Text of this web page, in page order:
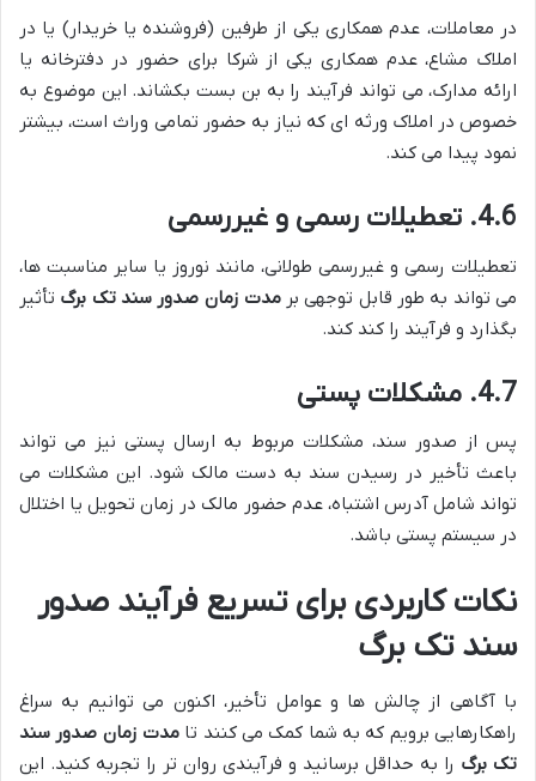
در معاملات، عدم همکاری یکی از طرفین (فروشنده یا خریدار) یا در
املاک مشاع، عدم همکاری یکی از شرکا برای حضور در دفترخانه یا
ارائه مدارک، می تواند فرآیند را به بن بست بکشاند. این موضوع به
خصوص در املاک ورثه ای که نیاز به حضور تمامی وراث است، بیشتر
نمود پیدا می کند.
4.6. تعطیلات رسمی و غیررسمی
تعطیلات رسمی و غیررسمی طولانی، مانند نوروز یا سایر مناسبت ها،
می تواند به طور قابل توجهی برمدت زمان صدور سند تک برگ تأثیر
بگذارد و فرآیند را کند کند.
4.7. مشکلات پستی
پس از صدور سند، مشکلات مربوط به ارسال پستی نیز می تواند
باعث تأخیر در رسیدن سند به دست مالک شود. این مشکلات می
تواند شامل آدرس اشتباه، عدم حضور مالک در زمان تحویل یا اختلال
در سیستم پستی باشد.
نکات کاربردی برای تسریع فرآیند صدور
سند تک برگ
با آگاهی از چالش ها و عوامل تأخیر، اکنون می توانیم به سراغ
راهکارهایی برویم که به شما کمک می کنند تا مدت زمان صدور سند
تک برگ را به حداقل برسانید و فرآیندی روان تر را تجربه کنید. این